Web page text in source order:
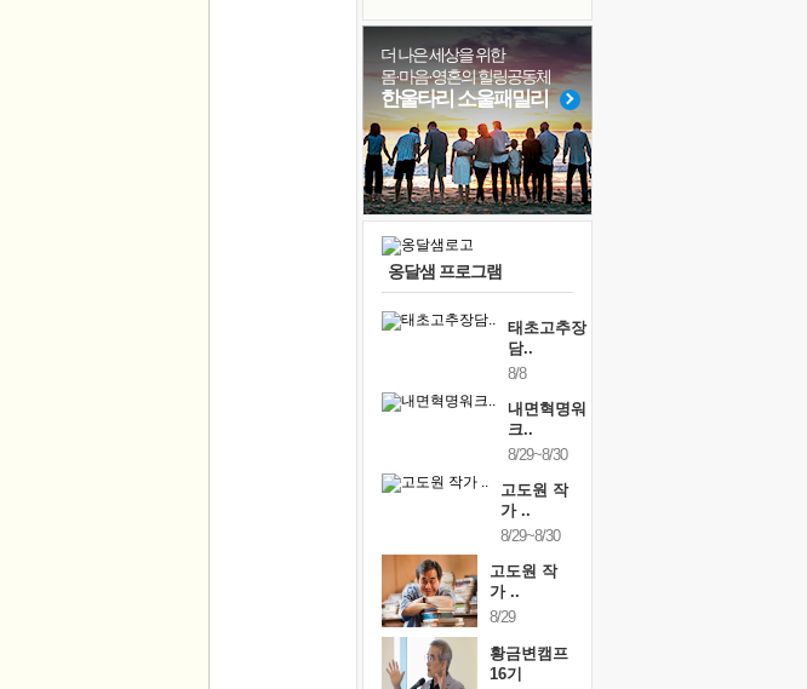
꿈이 실제가 되는 것
'말 타는 법'을 먼저
졸업식 사진을 보며
아픈 아버지를 위한 공간 설계
극심한 변비, 어깨결림, 수면 장애
보고 싶은 어머니
유년 시절의 부산 영도 바다
못된 꼰대들
거울 속의 나
#계획
#위기
#면역력
#삶
#극복
#독서
#링컨학교
#독서캠프
#사람
#선택
#힐링
#도움
#다짐
더 나은 세상을 위한
몸·마음·영혼의 힐링공동체
한울타리 소울패밀리
옹달샘 프로그램
태초고추장
담..
8/8
내면혁명워
크..
8/29~8/30
고도원 작
가 ..
8/29~8/30
고도원 작
가 ..
8/29
황금변캠프
16기